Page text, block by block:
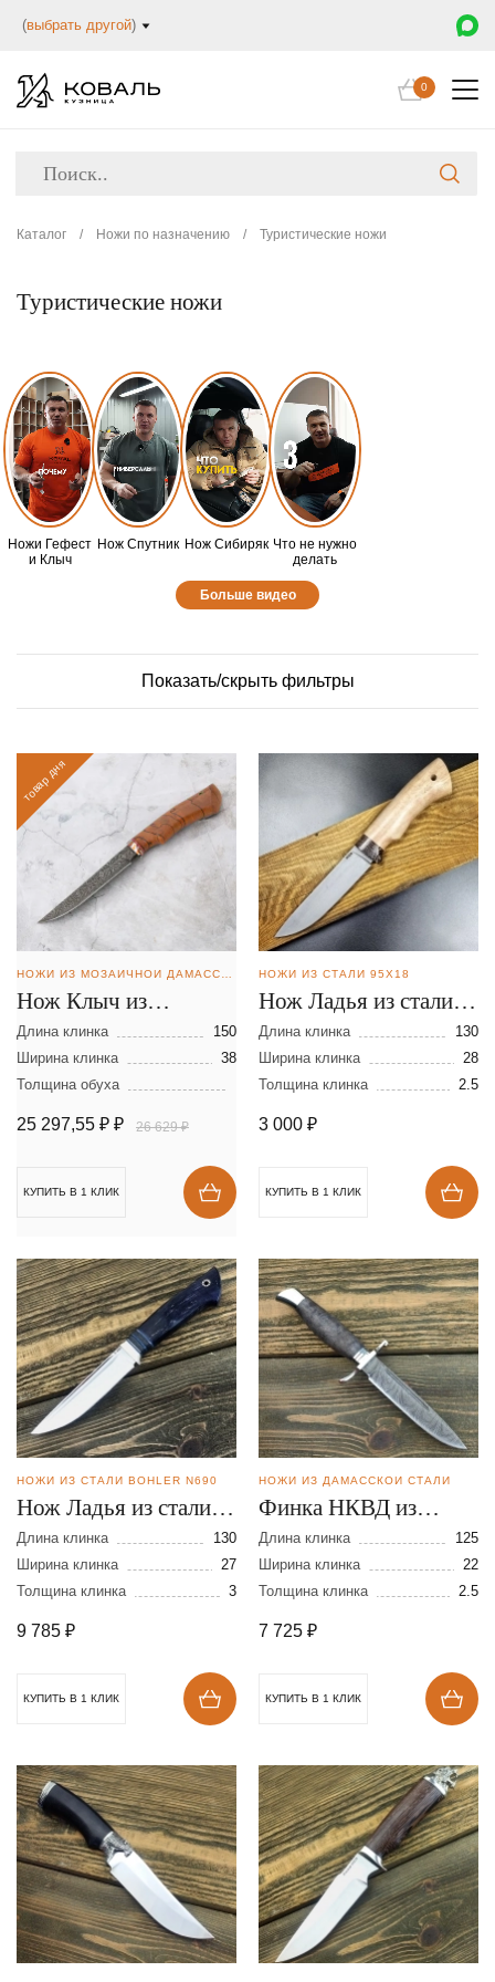
(выбрать другой)
0
Каталог / Ножи по назначению / Туристические ножи
Туристические ножи
Ножи Гефест
и Клыч
Нож Спутник Нож Сибиряк Что не нужно
делать
Больше видео
Показать/скрыть фильтры
товар дня
НОЖИ ИЗ МОЗАИЧНОЙ ДАМАССКОЙ СТАЛИ
Нож Клыч из
мозаичной дамасской
стали
Длина клинка
150
Ширина клинка
38
Толщина обуха
25 297,55 ₽ ₽ 26 629 ₽
КУПИТЬ В 1 КЛИК
НОЖИ ИЗ СТАЛИ 95Х18
Нож Ладья из стали
95Х18
Длина клинка
130
Ширина клинка
28
Толщина клинка
2.5
3 000 ₽
КУПИТЬ В 1 КЛИК
НОЖИ ИЗ СТАЛИ BOHLER N690
Нож Ладья из стали
N690
Длина клинка
130
Ширина клинка
27
Толщина клинка
3
9 785 ₽
КУПИТЬ В 1 КЛИК
НОЖИ ИЗ ДАМАССКОЙ СТАЛИ
Финка НКВД из
дамасской стали
Длина клинка
125
Ширина клинка
22
Толщина клинка
2.5
7 725 ₽
КУПИТЬ В 1 КЛИК